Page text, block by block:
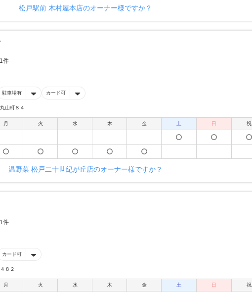
松戸駅前 木村屋本店のオーナー様ですか？
1件
駐車場有 カード可
山町８４
月
火 水 木 金 土 日 祝
温野菜 松戸二十世紀が丘店のオーナー様ですか？
1件
カード可
８２
月
火 水 木 金 土 日 祝